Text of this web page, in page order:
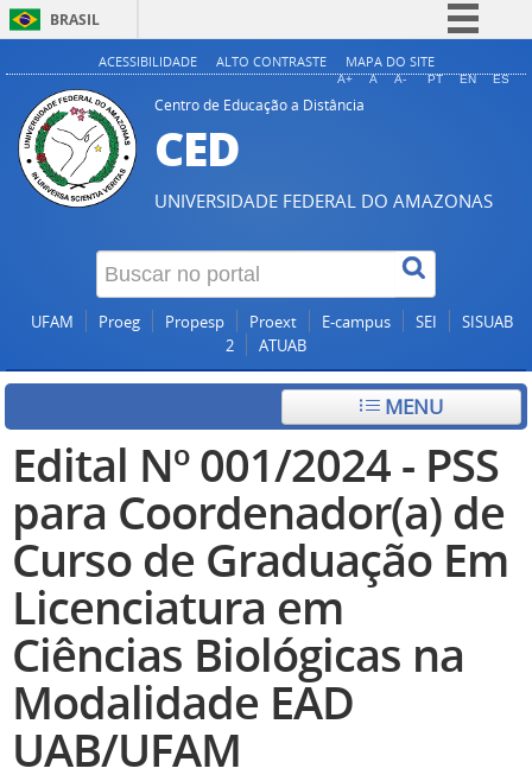
BRASIL
Simplifique!
Comunica BR
Legislação
Canais
ACESSIBILIDADE ALTO CONTRASTE MAPA DO SITE
A+ A A- PT EN ES
Centro de Educação a Distância
CED
UNIVERSIDADE FEDERAL DO AMAZONAS
UFAM Proeg Propesp Proext E-campus SEI
SISUAB
2
ATUAB
MENU
Edital Nº 001/2024 - PSS
para Coordenador(a) de
Curso de Graduação Em
Licenciatura em
Ciências Biológicas na
Modalidade EAD
UAB/UFAM